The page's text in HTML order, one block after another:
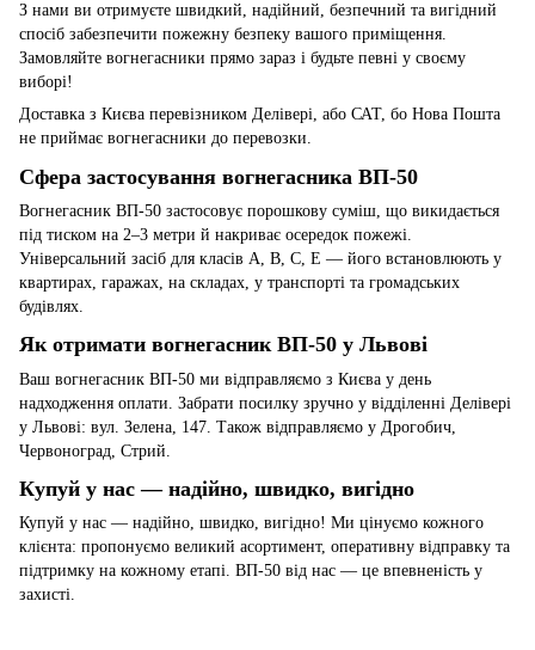
З нами ви отримуєте швидкий, надійний, безпечний та вигідний
спосіб забезпечити пожежну безпеку вашого приміщення.
Замовляйте вогнегасники прямо зараз і будьте певні у своєму
виборі!
Доставка з Києва перевізником Делівері, або САТ, бо Нова Пошта
не приймає вогнегасники до перевозки.
Сфера застосування вогнегасника ВП-50
Вогнегасник ВП-50 застосовує порошкову суміш, що викидається
під тиском на 2–3 метри й накриває осередок пожежі.
Універсальний засіб для класів A, B, C, E — його встановлюють у
квартирах, гаражах, на складах, у транспорті та громадських
будівлях.
Як отримати вогнегасник ВП-50 у Львові
Ваш вогнегасник ВП-50 ми відправляємо з Києва у день
надходження оплати. Забрати посилку зручно у відділенні Делівері
у Львові: вул. Зелена, 147. Також відправляємо у Дрогобич,
Червоноград, Стрий.
Купуй у нас — надійно, швидко, вигідно
Купуй у нас — надійно, швидко, вигідно! Ми цінуємо кожного
клієнта: пропонуємо великий асортимент, оперативну відправку та
підтримку на кожному етапі. ВП-50 від нас — це впевненість у
захисті.